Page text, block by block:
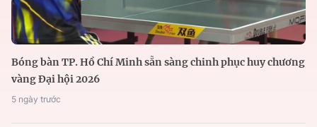
Bóng bàn TP. Hồ Chí Minh sẵn sàng chinh phục huy chương
vàng Đại hội 2026
5 ngày trước